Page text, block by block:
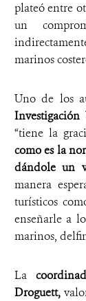
plateó entre
un
marinos
Uno de los
“tiene la
como es la
dándole un
manera
turísticos
enseñarle a
marinos,
La
Droguett,